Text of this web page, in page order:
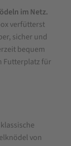
im Netz.
verfütterst
sicher und
bequem
Futterplatz für
von